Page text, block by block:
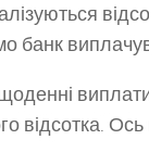
банк
відсотка. Ось